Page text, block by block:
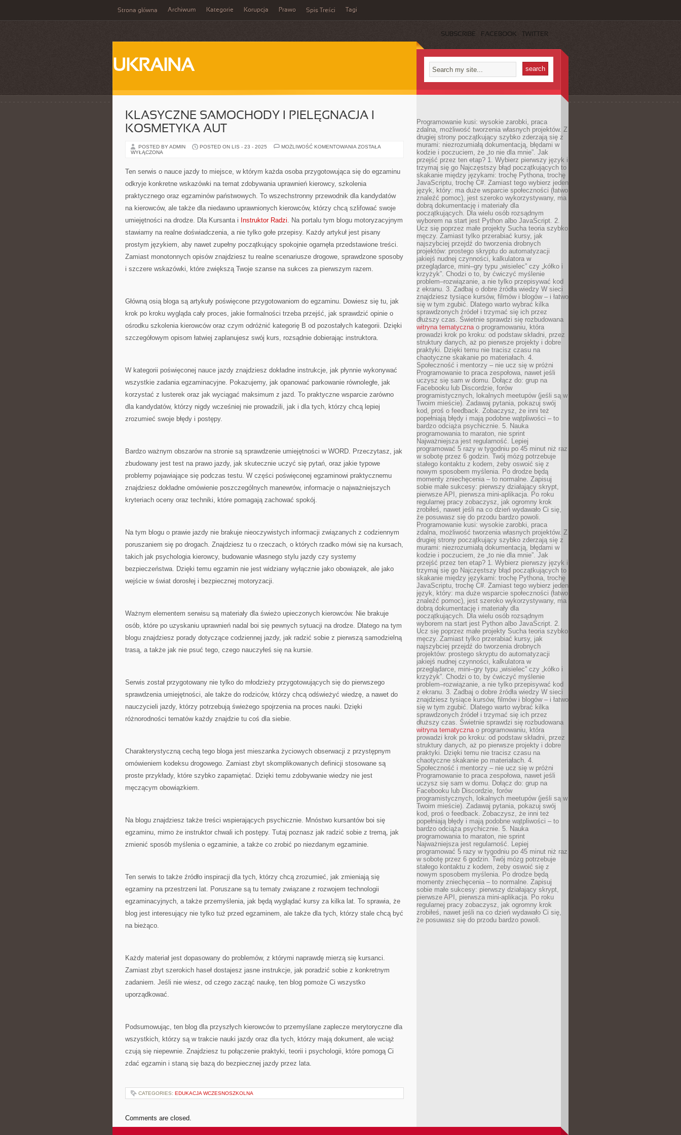
Strona główna Archiwum Kategorie Korupcja Prawo Spis Treści Tagi
SUBSCRIBE FACEBOOK TWITTER
UKRAINA
KLASYCZNE SAMOCHODY I PIELĘGNACJA I
KOSMETYKA AUT
POSTED BY ADMIN POSTED ON LIS - 23 - 2025 MOŻLIWOŚĆ KOMENTOWANIA KLASYCZNE
KOSMETYKA
ZOSTAŁA
WYŁĄCZONA
Ten serwis o nauce jazdy to miejsce, w którym każda osoba przygotowująca się do egzaminu
odkryje konkretne wskazówki na temat zdobywania uprawnień kierowcy, szkolenia
praktycznego oraz egzaminów państwowych. To wszechstronny przewodnik dla kandydatów
na kierowców, ale także dla niedawno uprawnionych kierowców, którzy chcą szlifować swoje
umiejętności na drodze. Dla Kursanta i Instruktor Radzi. Na portalu tym blogu motoryzacyjnym
stawiamy na realne doświadczenia, a nie tylko gołe przepisy. Każdy artykuł jest pisany
prostym językiem, aby nawet zupełny początkujący spokojnie ogarnęła przedstawione treści.
Zamiast monotonnych opisów znajdziesz tu realne scenariusze drogowe, sprawdzone sposoby
i szczere wskazówki, które zwiększą Twoje szanse na sukces za pierwszym razem.
Główną osią bloga są artykuły poświęcone przygotowaniom do egzaminu. Dowiesz się tu, jak
krok po kroku wygląda cały proces, jakie formalności trzeba przejść, jak sprawdzić opinie o
ośrodku szkolenia kierowców oraz czym odróżnić kategorię B od pozostałych kategorii. Dzięki
szczegółowym opisom łatwiej zaplanujesz swój kurs, rozsądnie dobierając instruktora.
W kategorii poświęconej nauce jazdy znajdziesz dokładne instrukcje, jak płynnie wykonywać
wszystkie zadania egzaminacyjne. Pokazujemy, jak opanować parkowanie równoległe, jak
korzystać z lusterek oraz jak wyciągać maksimum z jazd. To praktyczne wsparcie zarówno
dla kandydatów, którzy nigdy wcześniej nie prowadzili, jak i dla tych, którzy chcą lepiej
zrozumieć swoje błędy i postępy.
Bardzo ważnym obszarów na stronie są sprawdzenie umiejętności w WORD. Przeczytasz, jak
zbudowany jest test na prawo jazdy, jak skutecznie uczyć się pytań, oraz jakie typowe
problemy pojawiające się podczas testu. W części poświęconej egzaminowi praktycznemu
znajdziesz dokładne omówienie poszczególnych manewrów, informacje o najważniejszych
kryteriach oceny oraz techniki, które pomagają zachować spokój.
Na tym blogu o prawie jazdy nie brakuje nieoczywistych informacji związanych z codziennym
poruszaniem się po drogach. Znajdziesz tu o rzeczach, o których rzadko mówi się na kursach,
takich jak psychologia kierowcy, budowanie własnego stylu jazdy czy systemy
bezpieczeństwa. Dzięki temu egzamin nie jest widziany wyłącznie jako obowiązek, ale jako
wejście w świat dorosłej i bezpiecznej motoryzacji.
Ważnym elementem serwisu są materiały dla świeżo upieczonych kierowców. Nie brakuje
osób, które po uzyskaniu uprawnień nadal boi się pewnych sytuacji na drodze. Dlatego na tym
blogu znajdziesz porady dotyczące codziennej jazdy, jak radzić sobie z pierwszą samodzielną
trasą, a także jak nie psuć tego, czego nauczyłeś się na kursie.
Serwis został przygotowany nie tylko do młodzieży przygotowujących się do pierwszego
sprawdzenia umiejętności, ale także do rodziców, którzy chcą odświeżyć wiedzę, a nawet do
nauczycieli jazdy, którzy potrzebują świeżego spojrzenia na proces nauki. Dzięki
różnorodności tematów każdy znajdzie tu coś dla siebie.
Charakterystyczną cechą tego bloga jest mieszanka życiowych obserwacji z przystępnym
omówieniem kodeksu drogowego. Zamiast zbyt skomplikowanych definicji stosowane są
proste przykłady, które szybko zapamiętać. Dzięki temu zdobywanie wiedzy nie jest
męczącym obowiązkiem.
Na blogu znajdziesz także treści wspierających psychicznie. Mnóstwo kursantów boi się
egzaminu, mimo że instruktor chwali ich postępy. Tutaj poznasz jak radzić sobie z tremą, jak
zmienić sposób myślenia o egzaminie, a także co zrobić po niezdanym egzaminie.
Ten serwis to także źródło inspiracji dla tych, którzy chcą zrozumieć, jak zmieniają się
egzaminy na przestrzeni lat. Poruszane są tu tematy związane z rozwojem technologii
egzaminacyjnych, a także przemyślenia, jak będą wyglądać kursy za kilka lat. To sprawia, że
blog jest interesujący nie tylko tuż przed egzaminem, ale także dla tych, którzy stale chcą być
na bieżąco.
Każdy materiał jest dopasowany do problemów, z którymi naprawdę mierzą się kursanci.
Zamiast zbyt szerokich haseł dostajesz jasne instrukcje, jak poradzić sobie z konkretnym
zadaniem. Jeśli nie wiesz, od czego zacząć naukę, ten blog pomoże Ci wszystko
uporządkować.
Podsumowując, ten blog dla przyszłych kierowców to przemyślane zaplecze merytoryczne dla
wszystkich, którzy są w trakcie nauki jazdy oraz dla tych, którzy mają dokument, ale wciąż
czują się niepewnie. Znajdziesz tu połączenie praktyki, teorii i psychologii, które pomogą Ci
zdać egzamin i staną się bazą do bezpiecznej jazdy przez lata.
CATEGORIES: EDUKACJA WCZESNOSZKOLNA
Comments are closed.
Programowanie kusi: wysokie zarobki, praca
zdalna, możliwość tworzenia własnych projektów. Z
drugiej strony początkujący szybko zderzają się z
murami: niezrozumiałą dokumentacją, błędami w
kodzie i poczuciem, że „to nie dla mnie”. Jak
przejść przez ten etap? 1. Wybierz pierwszy język i
trzymaj się go Najczęstszy błąd początkujących to
skakanie między językami: trochę Pythona, trochę
JavaScriptu, trochę C#. Zamiast tego wybierz jeden
język, który: ma duże wsparcie społeczności (łatwo
znaleźć pomoc), jest szeroko wykorzystywany, ma
dobrą dokumentację i materiały dla
początkujących. Dla wielu osób rozsądnym
wyborem na start jest Python albo JavaScript. 2.
Ucz się poprzez małe projekty Sucha teoria szybko
męczy. Zamiast tylko przerabiać kursy, jak
najszybciej przejdź do tworzenia drobnych
projektów: prostego skryptu do automatyzacji
jakiejś nudnej czynności, kalkulatora w
przeglądarce, mini–gry typu „wisielec” czy „kółko i
krzyżyk”. Chodzi o to, by ćwiczyć myślenie
problem–rozwiązanie, a nie tylko przepisywać kod
z ekranu. 3. Zadbaj o dobre źródła wiedzy W sieci
znajdziesz tysiące kursów, filmów i blogów – i łatwo
się w tym zgubić. Dlatego warto wybrać kilka
sprawdzonych źródeł i trzymać się ich przez
dłuższy czas. Świetnie sprawdzi się rozbudowana
witryna tematycznao programowaniu, która
prowadzi krok po kroku: od podstaw składni, przez
struktury danych, aż po pierwsze projekty i dobre
praktyki. Dzięki temu nie tracisz czasu na
chaotyczne skakanie po materiałach. 4.
Społeczność i mentorzy – nie ucz się w próżni
Programowanie to praca zespołowa, nawet jeśli
uczysz się sam w domu. Dołącz do: grup na
Facebooku lub Discordzie, forów
programistycznych, lokalnych meetupów (jeśli są w
Twoim mieście). Zadawaj pytania, pokazuj swój
kod, proś o feedback. Zobaczysz, że inni też
popełniają błędy i mają podobne wątpliwości – to
bardzo odciąża psychicznie. 5. Nauka
programowania to maraton, nie sprint
Najważniejsza jest regularność. Lepiej
programować 5 razy w tygodniu po 45 minut niż raz
w sobotę przez 6 godzin. Twój mózg potrzebuje
stałego kontaktu z kodem, żeby oswoić się z
nowym sposobem myślenia. Po drodze będą
momenty zniechęcenia – to normalne. Zapisuj
sobie małe sukcesy: pierwszy działający skrypt,
pierwsze API, pierwsza mini-aplikacja. Po roku
regularnej pracy zobaczysz, jak ogromny krok
zrobiłeś, nawet jeśli na co dzień wydawało Ci się,
że posuwasz się do przodu bardzo powoli.
Programowanie kusi: wysokie zarobki, praca
zdalna, możliwość tworzenia własnych projektów. Z
drugiej strony początkujący szybko zderzają się z
murami: niezrozumiałą dokumentacją, błędami w
kodzie i poczuciem, że „to nie dla mnie”. Jak
przejść przez ten etap? 1. Wybierz pierwszy język i
trzymaj się go Najczęstszy błąd początkujących to
skakanie między językami: trochę Pythona, trochę
JavaScriptu, trochę C#. Zamiast tego wybierz jeden
język, który: ma duże wsparcie społeczności (łatwo
znaleźć pomoc), jest szeroko wykorzystywany, ma
dobrą dokumentację i materiały dla
początkujących. Dla wielu osób rozsądnym
wyborem na start jest Python albo JavaScript. 2.
Ucz się poprzez małe projekty Sucha teoria szybko
męczy. Zamiast tylko przerabiać kursy, jak
najszybciej przejdź do tworzenia drobnych
projektów: prostego skryptu do automatyzacji
jakiejś nudnej czynności, kalkulatora w
przeglądarce, mini–gry typu „wisielec” czy „kółko i
krzyżyk”. Chodzi o to, by ćwiczyć myślenie
problem–rozwiązanie, a nie tylko przepisywać kod
z ekranu. 3. Zadbaj o dobre źródła wiedzy W sieci
znajdziesz tysiące kursów, filmów i blogów – i łatwo
się w tym zgubić. Dlatego warto wybrać kilka
sprawdzonych źródeł i trzymać się ich przez
dłuższy czas. Świetnie sprawdzi się rozbudowana
witryna tematycznao programowaniu, która
prowadzi krok po kroku: od podstaw składni, przez
struktury danych, aż po pierwsze projekty i dobre
praktyki. Dzięki temu nie tracisz czasu na
chaotyczne skakanie po materiałach. 4.
Społeczność i mentorzy – nie ucz się w próżni
Programowanie to praca zespołowa, nawet jeśli
uczysz się sam w domu. Dołącz do: grup na
Facebooku lub Discordzie, forów
programistycznych, lokalnych meetupów (jeśli są w
Twoim mieście). Zadawaj pytania, pokazuj swój
kod, proś o feedback. Zobaczysz, że inni też
popełniają błędy i mają podobne wątpliwości – to
bardzo odciąża psychicznie. 5. Nauka
programowania to maraton, nie sprint
Najważniejsza jest regularność. Lepiej
programować 5 razy w tygodniu po 45 minut niż raz
w sobotę przez 6 godzin. Twój mózg potrzebuje
stałego kontaktu z kodem, żeby oswoić się z
nowym sposobem myślenia. Po drodze będą
momenty zniechęcenia – to normalne. Zapisuj
sobie małe sukcesy: pierwszy działający skrypt,
pierwsze API, pierwsza mini-aplikacja. Po roku
regularnej pracy zobaczysz, jak ogromny krok
zrobiłeś, nawet jeśli na co dzień wydawało Ci się,
że posuwasz się do przodu bardzo powoli.